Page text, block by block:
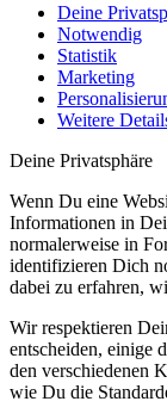
Deine
Notwendig
Statistik
Marketing
Weitere
Deine Privatsphäre
Wenn Du eine
Informationen in
normalerweise in
identifizieren Dich
dabei zu erfahren,
Wir respektieren
entscheiden, einige
den verschiedenen
wie Du die